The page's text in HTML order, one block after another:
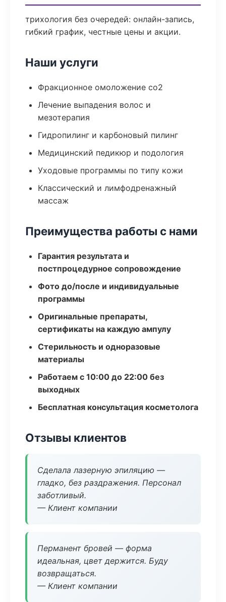
трихология без очередей: онлайн-запись,
гибкий график, честные цены и акции.
Наши услуги
Фракционное омоложение co2
Лечение выпадения волос и
мезотерапия
Гидропилинг и карбоновый пилинг
Медицинский педикюр и подология
Уходовые программы по типу кожи
Классический и лимфодренажный
массаж
Преимущества работы с нами
Гарантия результата и
постпроцедурное сопровождение
Фото до/после и индивидуальные
программы
Оригинальные препараты,
сертификаты на каждую ампулу
Стерильность и одноразовые
материалы
Работаем с 10:00 до 22:00 без
выходных
Бесплатная консультация косметолога
Отзывы клиентов
Сделала лазерную эпиляцию —
гладко, без раздражения. Персонал
заботливый.
— Клиент компании
Перманент бровей — форма
идеальная, цвет держится. Буду
возвращаться.
— Клиент компании